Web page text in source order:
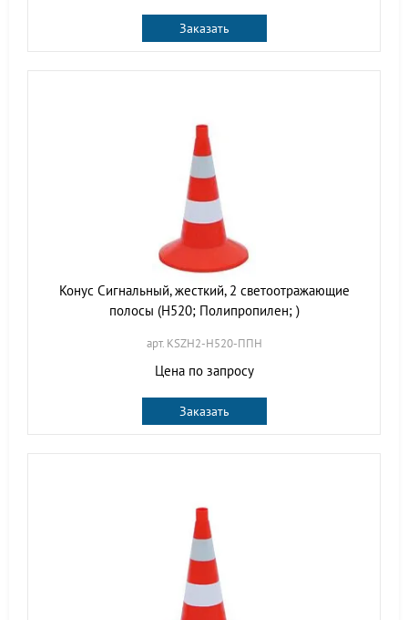
Заказать
Конус Сигнальный, жесткий, 2 светоотражающие
полосы (H520; Полипропилен; )
арт. KSZH2-H520-ППН
Цена по запросу
Заказать